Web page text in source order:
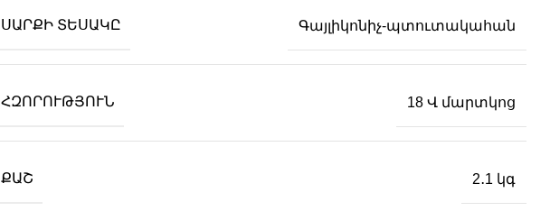
ՍԱՐՔԻ ՏԵՍԱԿԸ Գայլիկոնիչ-պտուտակահան
ՀԶՈՐՈՒԹՅՈՒՆ 18 Վ մարտկոց
ՔԱՇ 2․1 կգ